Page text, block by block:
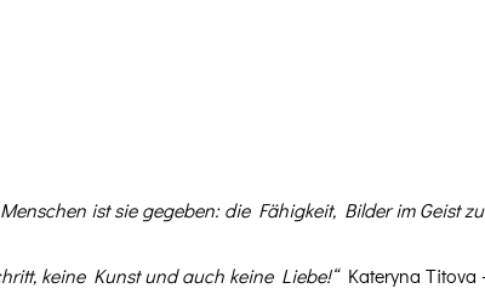
ist sie gegeben: die Fähigkeit, Bilder im Geist zu
keine Kun­st und auch keine Liebe!“ Katery­na Titova